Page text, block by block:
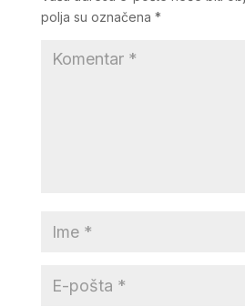
polja su označena *